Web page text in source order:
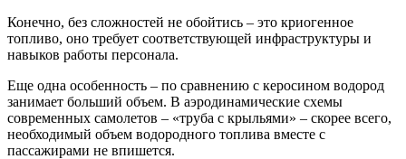
Конечно, без сложностей не обойтись – это криогенное
топливо, оно требует соответствующей инфраструктуры и
навыков работы персонала.
Еще одна особенность – по сравнению с керосином водород
занимает больший объем. В аэродинамические схемы
современных самолетов – «труба с крыльями» – скорее всего,
необходимый объем водородного топлива вместе с
пассажирами не впишется.